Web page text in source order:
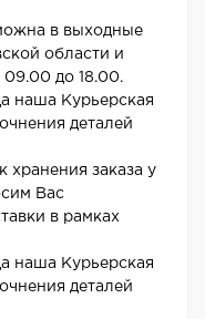
в выходные
области и
09.00 до 18.00.
наша Курьерская
деталей
заказа у
Вас
в рамках
наша Курьерская
деталей